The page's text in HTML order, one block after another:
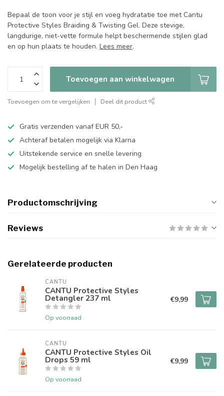
Bepaal de toon voor je stijl en voeg hydratatie toe met Cantu
Protective Styles Braiding & Twisting Gel. Deze stevige,
langdurige, niet-vette formule helpt beschermende stijlen glad
en op hun plaats te houden. Lees meer.
Toevoegen aan winkelwagen
Toevoegen om te vergelijken Deel dit product
Gratis verzenden vanaf EUR 50,-
Achteraf betalen mogelijk via Klarna
Uitstekende service en snelle levering
Mogelijk bestelling af te halen in Den Haag
Productomschrijving
Reviews
Gerelateerde producten
CANTU
CANTU Protective Styles
Detangler 237 ml
Op voorraad
€9,99
CANTU
CANTU Protective Styles Oil
Drops 59 ml
Op voorraad
€9,99